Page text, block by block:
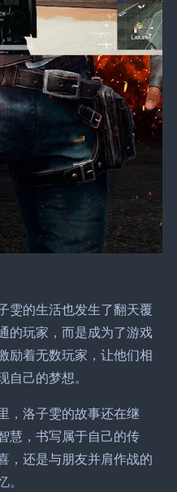
雯的生活也发生了翻天覆
的玩家，而是成为了游戏
励着无数玩家，让他们相
己的梦想。
，洛子雯的故事还在继
慧，书写属于自己的传
，还是与朋友并肩作战的